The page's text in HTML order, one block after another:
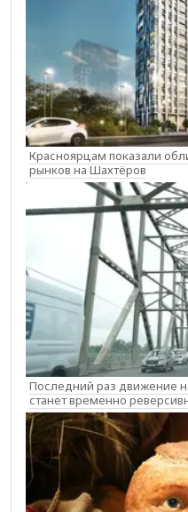
Красноярцам показали
рынков на Шахтёров
Последний раз движение
станет временно